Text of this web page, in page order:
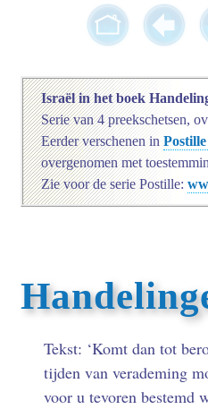
Israël in het boek
Serie van 4 preekschetsen,
Eerder verschenen in
overgenomen met
Zie voor de serie Postille:
Tekst: ‘Komt dan tot
tijden van verademing
voor u tevoren bestemd